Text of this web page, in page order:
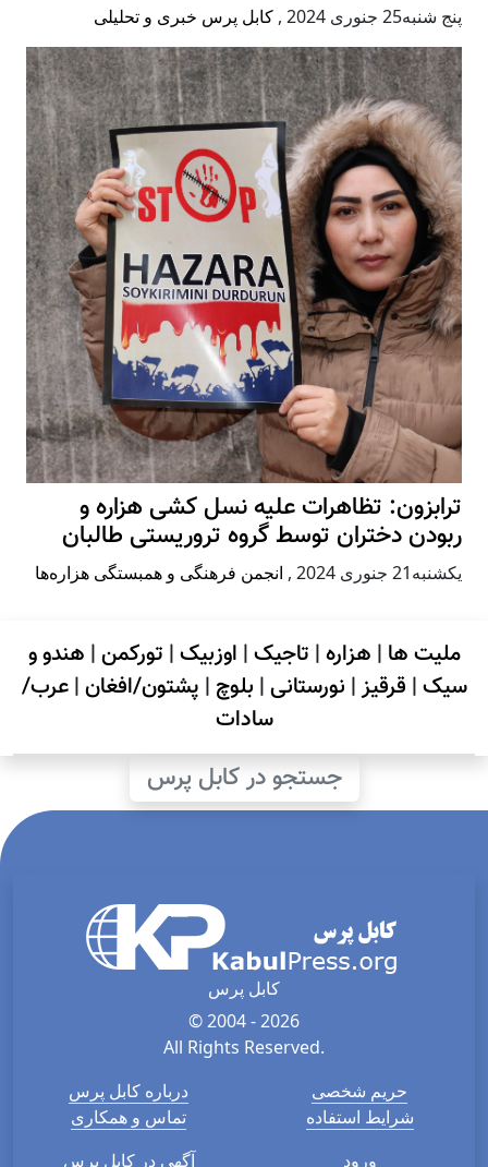
پنج شنبه25 جنوری 2024 , کابل پرس خبری و تحلیلی
ترابزون: تظاهرات علیه نسل کشی هزاره و
ربودن دختران توسط گروه تروریستی طالبان
يكشنبه21 جنوری 2024 , انجمن فرهنگی و همبستگی هزاره‌ها
ملیت ها | هزاره| تاجیک| اوزبیک| تورکمن| هندو و
سیک| قرقیز| نورستانی| بلوچ | پشتون/افغان|عرب/
سادات
جستجو در کابل پرس
کابل پرس
© 2004 - 2026
All Rights Reserved.
درباره کابل پرس
تماس و همکاری
حریم شخصی
شرایط استفاده
آگهی در کابل پرس
ورود